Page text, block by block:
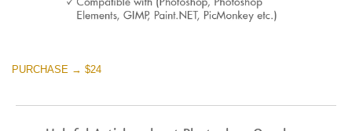
PURCHASE → $24